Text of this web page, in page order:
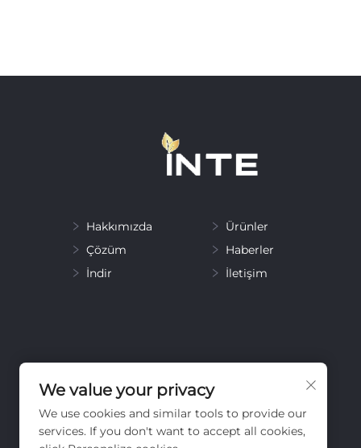
Hakkımızda
Ürünler
Çözüm
Haberler
İndir
İletişim
We value your privacy
We use cookies and similar tools to provide our
services. If you don't want to accept all cookies,